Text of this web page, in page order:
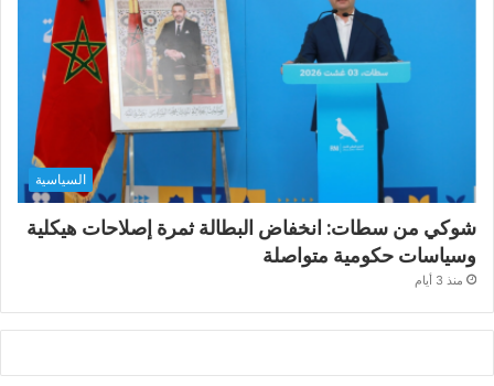
السياسية
شوكي من سطات: انخفاض البطالة ثمرة إصلاحات هيكلية
وسياسات حكومية متواصلة
منذ 3 أيام